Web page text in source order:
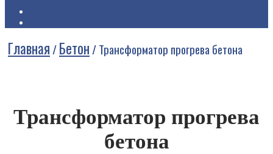
Главная/Бетон/Трансформатор прогрева бетона
Трансформатор прогрева
бетона